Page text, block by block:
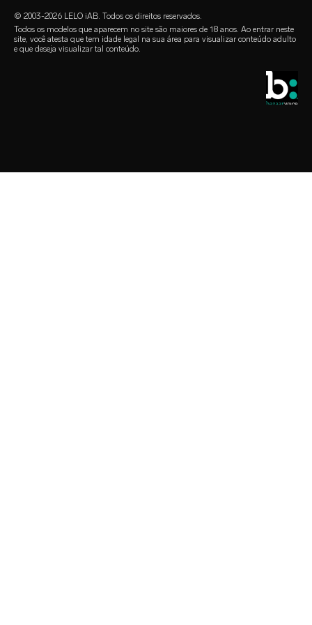
varejistas
environmental labels
entre em contato
acessórios sexuais
preservativos
© 2003-2026 LELO iAB. Todos os direitos reservados.
Todos os modelos que aparecem no site são maiores de 18 anos. Ao entrar neste
site, você atesta que tem idade legal na sua área para visualizar conteúdo adulto
e que deseja visualizar tal conteúdo.